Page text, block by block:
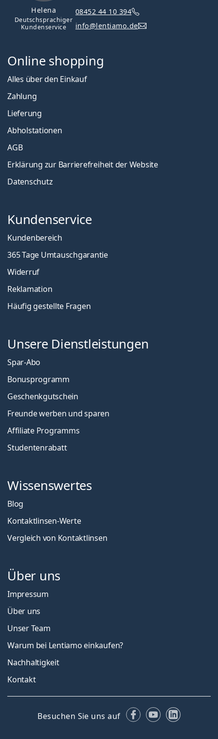
Helena
Deutschsprachiger
Kundenservice
08452 44 10 394
info@lentiamo.de
Online shopping
Alles über den Einkauf
Zahlung
Lieferung
Abholstationen
AGB
Erklärung zur Barrierefreiheit der Website
Datenschutz
Kundenservice
Kundenbereich
365 Tage Umtauschgarantie
Widerruf
Reklamation
Häufig gestellte Fragen
Unsere Dienstleistungen
Spar-Abo
Bonusprogramm
Geschenkgutschein
Freunde werben und sparen
Affiliate Programms
Studentenrabatt
Wissenswertes
Blog
Kontaktlinsen-Werte
Vergleich von Kontaktlinsen
Über uns
Impressum
Über uns
Unser Team
Warum bei Lentiamo einkaufen?
Nachhaltigkeit
Kontakt
Besuchen Sie uns auf Facebook
YouTubeLinkedIn